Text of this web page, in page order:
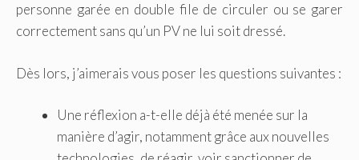
personne garée en double file de circuler ou se garer
correctement sans qu’un PV ne lui soit dressé.
Dès lors, j’aimerais vous poser les questions suivantes :
Une réflexion a-t-elle déjà été menée sur la
manière d’agir, notamment grâce aux nouvelles